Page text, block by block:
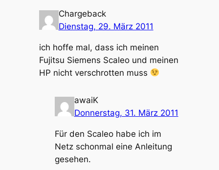
Chargeback
Dienstag, 29. März 2011
ich hoffe mal, dass ich meinen
Fujitsu Siemens Scaleo und meinen
HP nicht verschrotten muss
awaiK
Donnerstag, 31. März 2011
Für den Scaleo habe ich im
Netz schonmal eine Anleitung
gesehen.